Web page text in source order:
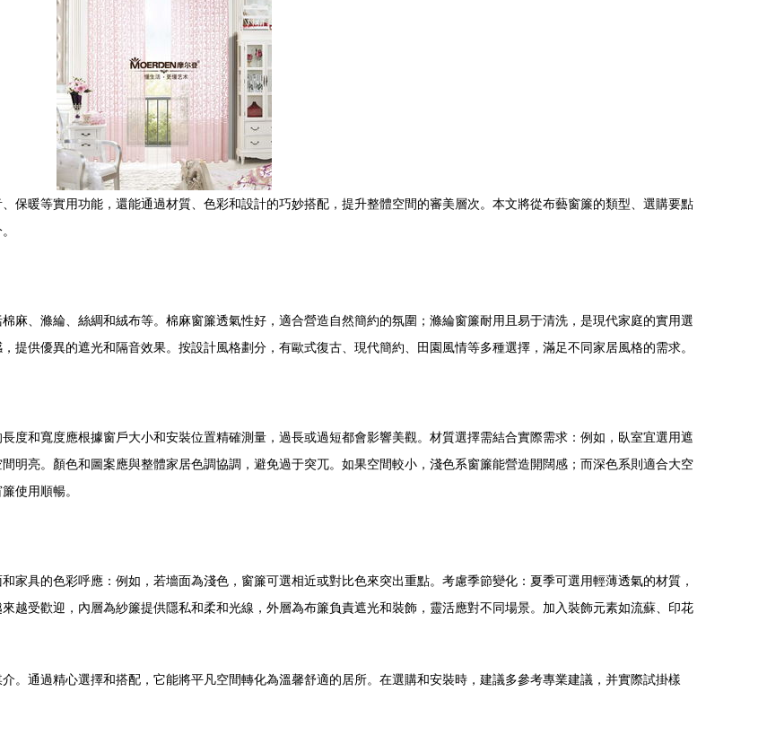
保暖等實用功能，還能通過材質、色彩和設計的巧妙搭配，提升整體空間的審美層次。本文將從布藝窗簾的類型、選購要點
麻、滌綸、絲綢和絨布等。棉麻窗簾透氣性好，適合營造自然簡約的氛圍；滌綸窗簾耐用且易于清洗，是現代家庭的實用選
提供優異的遮光和隔音效果。按設計風格劃分，有歐式復古、現代簡約、田園風情等多種選擇，滿足不同家居風格的需求。
度和寬度應根據窗戶大小和安裝位置精確測量，過長或過短都會影響美觀。材質選擇需結合實際需求：例如，臥室宜選用遮
明亮。顏色和圖案應與整體家居色調協調，避免過于突兀。如果空間較小，淺色系窗簾能營造開闊感；而深色系則適合大空
使用順暢。
家具的色彩呼應：例如，若墻面為淺色，窗簾可選相近或對比色來突出重點。考慮季節變化：夏季可選用輕薄透氣的材質，
越受歡迎，內層為紗簾提供隱私和柔和光線，外層為布簾負責遮光和裝飾，靈活應對不同場景。加入裝飾元素如流蘇、印花
。通過精心選擇和搭配，它能將平凡空間轉化為溫馨舒適的居所。在選購和安裝時，建議多參考專業建議，并實際試掛樣